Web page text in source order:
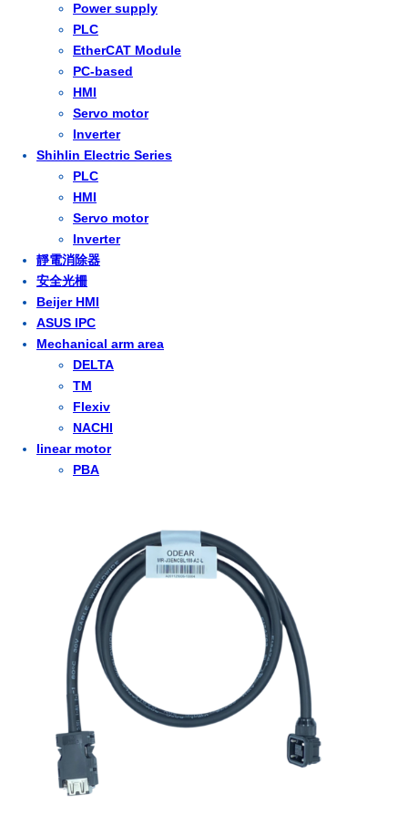
Power supply
PLC
EtherCAT Module
PC-based
HMI
Servo motor
Inverter
Shihlin Electric Series
PLC
HMI
Servo motor
Inverter
靜電消除器
安全光柵
Beijer HMI
ASUS IPC
Mechanical arm area
DELTA
TM
Flexiv
NACHI
linear motor
PBA